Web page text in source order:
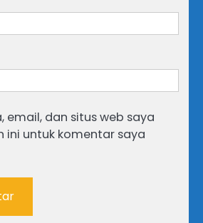
email, dan situs web saya
ini untuk komentar saya